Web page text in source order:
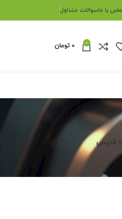
با ماسوالات متداول
0
0 تومان
قدیمی